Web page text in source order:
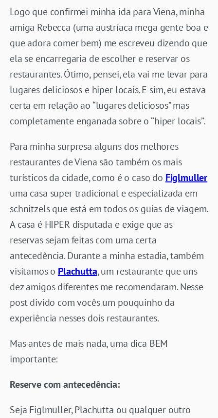
Logo que confirmei minha ida para Viena, minha
amiga Rebecca (uma austríaca mega gente boa e
que adora comer bem) me escreveu dizendo que
ela se encarregaria de escolher e reservar os
restaurantes. Ótimo, pensei, ela vai me levar para
lugares deliciosos e hiper locais. E sim, eu estava
certa em relação ao “lugares deliciosos” mas
completamente enganada sobre o “hiper locais”.
Para minha surpresa alguns dos melhores
restaurantes de Viena são também os mais
turísticos da cidade, como é o caso do Figlmuller
uma casa super tradicional e especializada em
schnitzels que está em todos os guias de viagem.
A casa é HIPER disputada e exige que as
reservas sejam feitas com uma certa
antecedência. Durante a minha estadia, também
visitamos o Plachutta, um restaurante que uns
dez amigos diferentes me recomendaram. Nesse
post divido com vocês um pouquinho da
experiência nesses dois restaurantes.
Mas antes de mais nada, uma dica BEM
importante:
Reserve com antecedência:
Seja Figlmuller, Plachutta ou qualquer outro